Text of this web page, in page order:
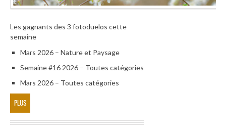
Les gagnants des 3 fotoduelos cette
semaine
Mars 2026 – Nature et Paysage
Semaine #16 2026 – Toutes catégories
Mars 2026 – Toutes catégories
PLUS